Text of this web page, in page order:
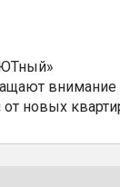
внимание
новых